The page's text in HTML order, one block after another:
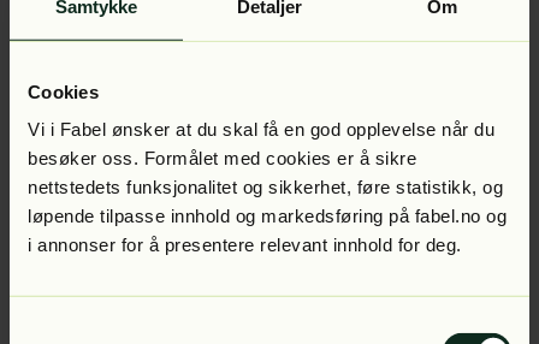
Samtykke Detaljer Om
Cookies
Vi i Fabel ønsker at du skal få en god opplevelse når du
besøker oss. Formålet med cookies er å sikre
nettstedets funksjonalitet og sikkerhet, føre statistikk, og
løpende tilpasse innhold og markedsføring på fabel.no og
i annonser for å presentere relevant innhold for deg.